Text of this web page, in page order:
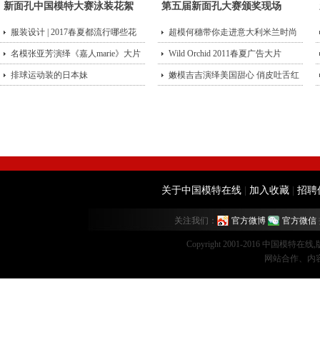
新面孔中国模特大赛泳装花絮 第五届新面孔大赛颁奖现场
服装设计 | 2017春夏都流行哪些花
型？
超模何穗带你走进意大利米兰时尚
街头
名模张亚芳演绎《嘉人marie》大片 Wild Orchid 2011春夏广告大片
排球运动装的日本妹 嫩模吉吉演绎美国甜心 俏皮吐舌红
关于中国模特在线 加入收藏 招聘
关注我们： 官方微博 官方微信
Copyright 2001-2016 中国模特在线
网站合作、内